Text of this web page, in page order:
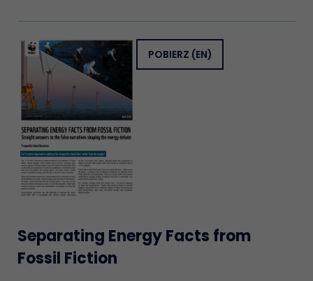
POBIERZ (EN)
Separating Energy Facts from
Fossil Fiction